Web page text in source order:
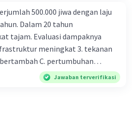
500.000 jiwa dengan laju
Dalam 20 tahun
tajam. Evaluasi dampaknya
meningkat 3. tekanan
C. pertumbuhan
jangka panjang D. tidak
E. proyeksi penduduk penting
Jawaban terverifikasi